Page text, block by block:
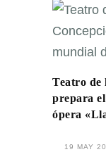
Teatro de
prepara
ópera
19 MAY